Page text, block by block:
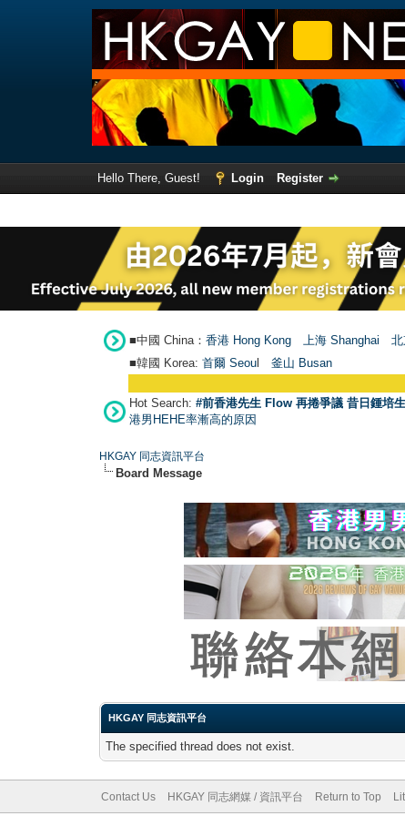
Hello There, Guest! Login
Register
■中國 China： 香港 Hong Kong 上海 Shanghai
■韓國 Korea: 首爾 Seou 釜山 Busan
Hot Search: #前香港先生 Flow 再捲爭議 昔日鍾培
港男HEHE率漸高的原因
HKGAY 同志資訊平台
Board Message
HKGAY 同志資訊平台
The specified thread does not exist.
Contact Us HKGAY 同志網媒 / 資訊平台 Return to Top